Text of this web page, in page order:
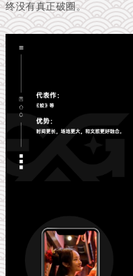
终没有真正破圈。